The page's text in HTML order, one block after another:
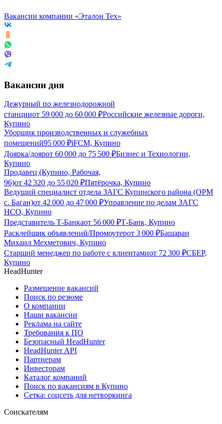
Вакансии компании «Эталон Тех»
Вакансии дня
Дежурный по железнодорожной
станцииот 59 000 до 60 000 ₽Российские железные дороги,
Купино
Уборщик производственных и служебных
помещений95 000 ₽iFCM, Купино
Доярка/доярот 60 000 до 75 500 ₽Бизнес и Технологии,
Купино
Продавец (Купино, Рабочая,
96)от 42 320 до 55 020 ₽Пятёрочка, Купино
Ведущий специалист отдела ЗАГС Купинского района (ОРМ
с. Баган)от 42 000 до 47 000 ₽Управление по делам ЗАГС
НСО, Купино
Представитель Т-Банкаот 56 000 ₽Т-Банк, Купино
Расклейщик объявлений/Промоутерот 3 000 ₽Башаран
Михаил Мехметович, Купино
Старший менеджер по работе с клиентамиот 72 300 ₽СБЕР,
Купино
HeadHunter
Размещение вакансий
Поиск по резюме
О компании
Наши вакансии
Реклама на сайте
Требования к ПО
Безопасный HeadHunter
HeadHunter API
Партнерам
Инвесторам
Каталог компаний
Поиск по вакансиям в Купино
Сетка: соцсеть для нетворкинга
Соискателям